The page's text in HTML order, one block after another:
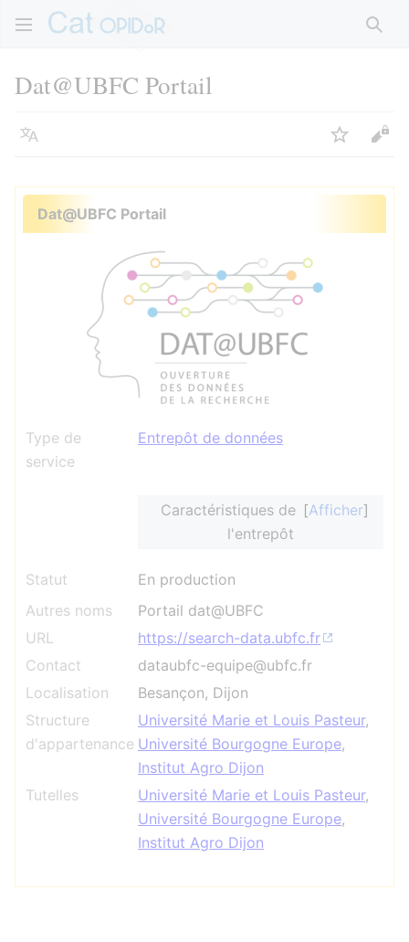
Dat@UBFC Portail
Langue Suivre
Dat@UBFC Portail
Type de
service
Entrepôt de données
Afficher
Caractéristiques de
l'entrepôt
Statut
En production
Autres noms
Portail dat@UBFC
URL
https://search-data.ubfc.fr
Contact
dataubfc-equipe@ubfc.fr
Localisation
Besançon, Dijon
Structure
d'appartenance
Université Marie et Louis Pasteur,
Université Bourgogne Europe,
Institut Agro Dijon
Tutelles
Université Marie et Louis Pasteur,
Université Bourgogne Europe,
Institut Agro Dijon